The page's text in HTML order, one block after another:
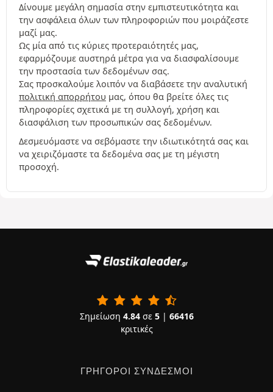
Δίνουμε μεγάλη σημασία στην εμπιστευτικότητα και
την ασφάλεια όλων των πληροφοριών που μοιράζεστε
μαζί μας.
Ως μία από τις κύριες προτεραιότητές μας,
εφαρμόζουμε αυστηρά μέτρα για να διασφαλίσουμε
την προστασία των δεδομένων σας.
Σας προσκαλούμε λοιπόν να διαβάσετε την αναλυτική
πολιτική απορρήτου μας, όπου θα βρείτε όλες τις
πληροφορίες σχετικά με τη συλλογή, χρήση και
διασφάλιση των προσωπικών σας δεδομένων.
Δεσμευόμαστε να σεβόμαστε την ιδιωτικότητά σας και
να χειριζόμαστε τα δεδομένα σας με τη μέγιστη
προσοχή.
Σημείωση 4.84σε 5| 66416
κριτικές
ΓΡΉΓΟΡΟΙ ΣΎΝΔΕΣΜΟΙ